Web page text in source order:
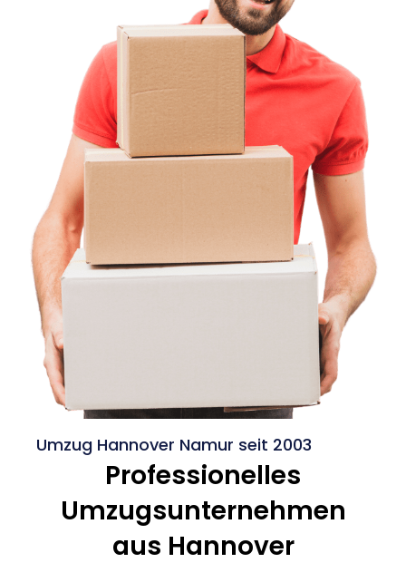
Umzug Hannover Namur seit 2003
Professionelles
Umzugsunternehmen
aus Hannover